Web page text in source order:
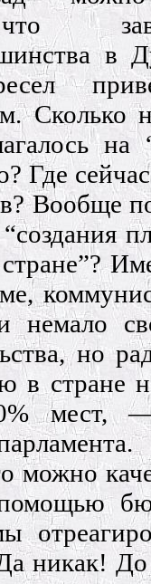
в
Сколько
на
Где
Вообще
немало
но
в стране
мест,
можно
никак!